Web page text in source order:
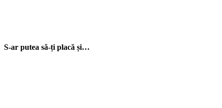
S-ar putea să-ți placă și…